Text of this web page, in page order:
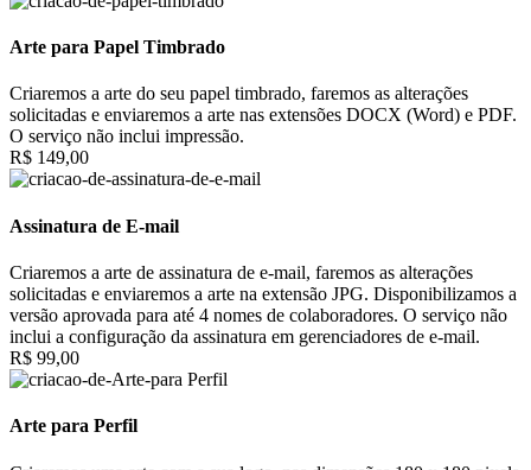
Arte para Papel Timbrado
Criaremos a arte do seu papel timbrado, faremos as alterações
solicitadas e enviaremos a arte nas extensões DOCX (Word) e PDF.
O serviço não inclui impressão.
R$ 149,00
Assinatura de E-mail
Criaremos a arte de assinatura de e-mail, faremos as alterações
solicitadas e enviaremos a arte na extensão JPG. Disponibilizamos a
versão aprovada para até 4 nomes de colaboradores. O serviço não
inclui a configuração da assinatura em gerenciadores de e-mail.
R$ 99,00
Arte para Perfil